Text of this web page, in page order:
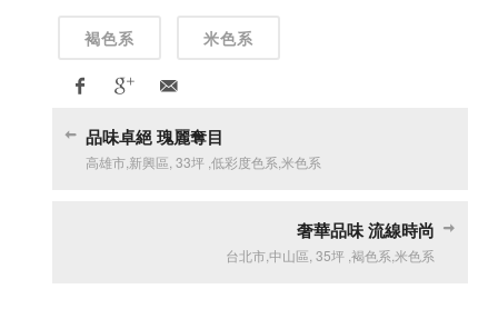
褐色系 米色系
品味卓絕 瑰麗奪目
高雄市 新興區 ,33坪 ,低彩度色系 米色系
奢華品味 流線時尚
台北市,中山區 35坪, 褐色系 米色系